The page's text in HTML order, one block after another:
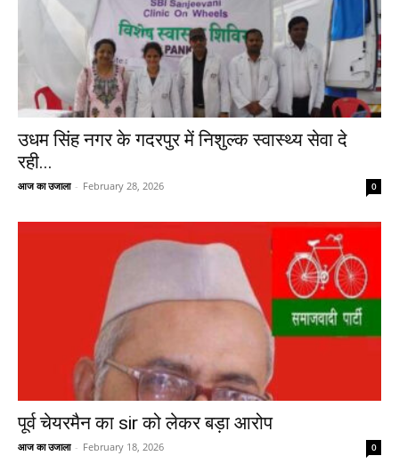
उधम सिंह नगर के गदरपुर में निशुल्क स्वास्थ्य सेवा दे
रही...
आज का उजाला - February 28, 2026 0
पूर्व चेयरमैन का sir को लेकर बड़ा आरोप
आज का उजाला - February 18, 2026 0